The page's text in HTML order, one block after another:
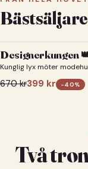
Designerkungen
Kunglig lyx möter
670kr399 kr -40%
Två